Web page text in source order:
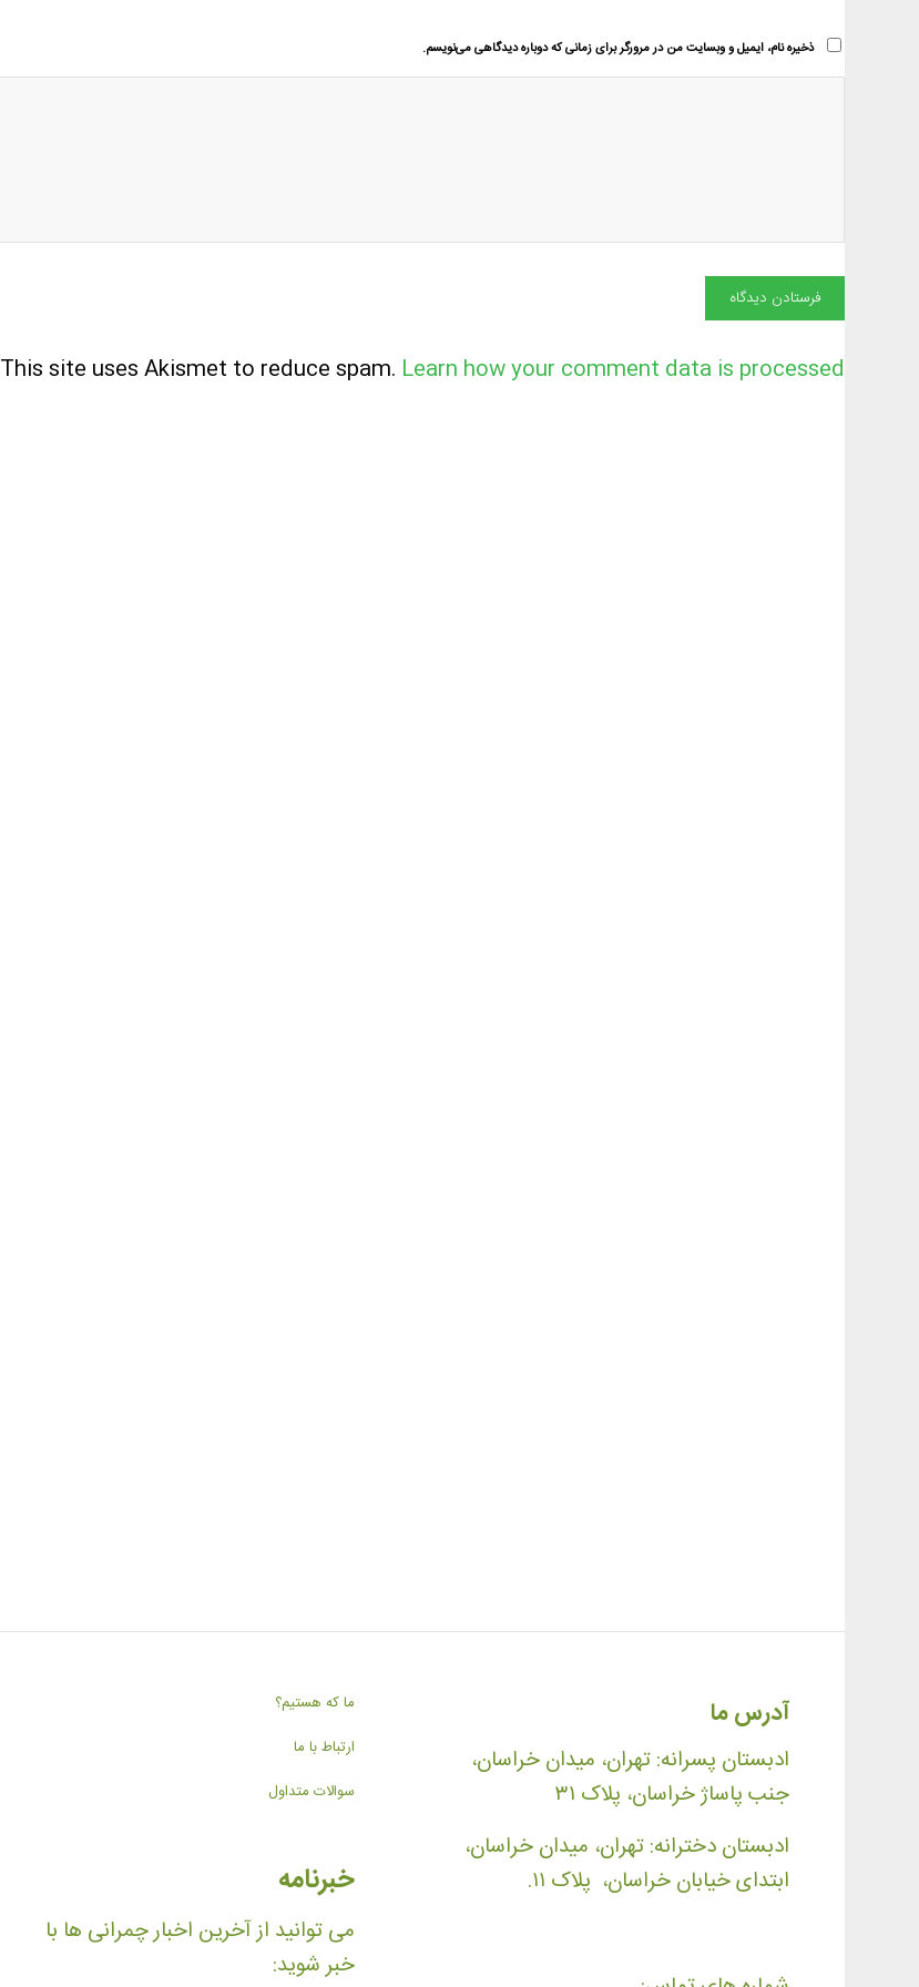
ذخیره نام، ایمیل و وبسایت من در مرورگر برای زمانی که دوباره دیدگاهی می‌نویسم.
This site uses Akismet to reduce spam. Learn how your comment data is processed
آدرس ما
ادبستان پسرانه: تهران، میدان خراسان،
جنب پاساژ خراسان، پلاک ۳۱
ادبستان دخترانه: تهران، میدان خراسان،
ابتدای خیابان خراسان، پلاک ۱۱.
ما که هستیم؟
ارتباط با ما
سوالات متداول
خبرنامه
می توانید از آخرین اخبار چمرانی ها با
خبر شوید: